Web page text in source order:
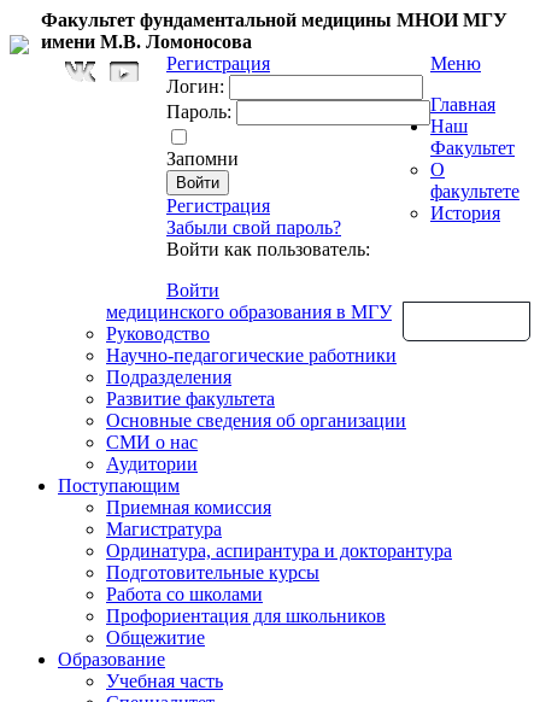
Факультет фундаментальной медицины МНОИ МГУ
имени М.В. Ломоносова
Регистрация
Логин:
Пароль:
Запомни
Регистрация
Забыли свой пароль?
Войти как пользователь:
Войти
Меню
Главная
Наш
Факультет
О
факультете
История
медицинского образования в МГУ
Руководство
Научно-педагогические работники
Подразделения
Развитие факультета
Основные сведения об организации
СМИ о нас
Аудитории
Поступающим
Приемная комиссия
Магистратура
Ординатура, аспирантура и докторантура
Подготовительные курсы
Работа со школами
Профориентация для школьников
Общежитие
Образование
Учебная часть